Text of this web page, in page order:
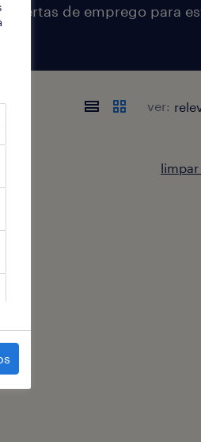
alertas de emprego para
ver:
limpar